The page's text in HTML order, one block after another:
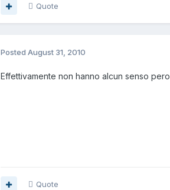
Quote
Posted August 31, 2010
Effettivamente non hanno alcun senso
Quote